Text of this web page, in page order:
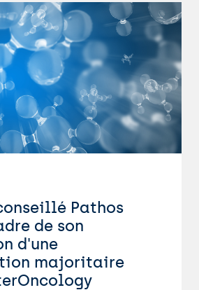
Pathos
de son
d'une
majoritaire